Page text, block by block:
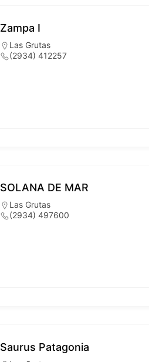
Zampa I
Las Grutas
(2934) 412257
SOLANA DE MAR
Las Grutas
(2934) 497600
Saurus Patagonia